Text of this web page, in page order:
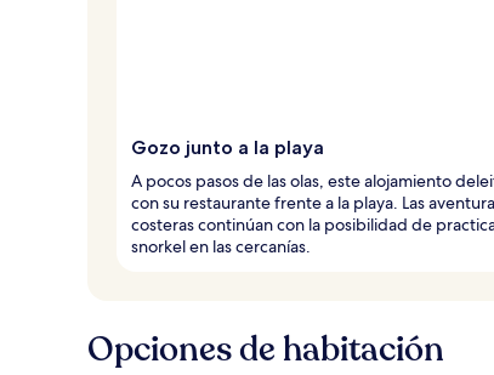
Gozo junto a la playa
A pocos pasos de las olas, este alojamiento
con su restaurante frente a la playa. Las
costeras continúan con la posibilidad de
snorkel en las cercanías.
Opciones de habitación